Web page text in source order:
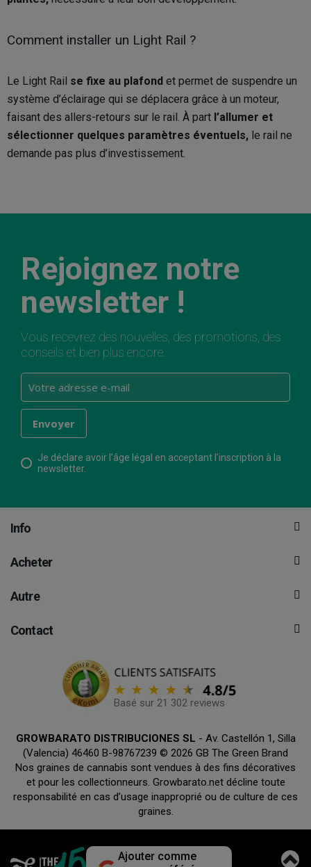
Comment installer un Light Rail ?
Le Light Rail se fixe au plafond et permet de suspendre un
système d’éclairage qui se déplacera grâce à un moteur,
faisant des allers-retours sur le rail. À part l’allumer et
sélectionner quelques paramètres éventuels, le rail ne
demande pas plus d’investissement.
Rejoignez notre
newsletter !
Vous recevrez des nouvelles, des promotions, des
conseils et bien plus encore.
Je déclare avoir l’âge légal en acceptant l’inscription à la
newsletter.
Info
Acheter
Autre
Contact
Basé sur 21 302 reviews
GROWBARATO DISTRIBUCIONES SL - Av. Castellón 1, Silla
(Valencia) 46460 B-98767239 © 2026 GB The Green Brand
Nos graines de cannabis sont vendues à des fins décoratives
et pour les collectionneurs. Growbarato.net décline toute
responsabilité en cas d’usage inapproprié ou de culture de ces
graines.
Ajouter comme